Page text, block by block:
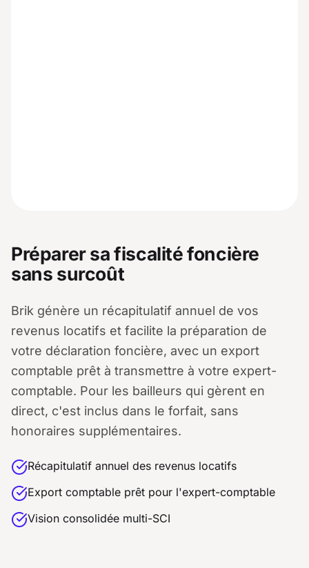
Préparer sa fiscalité foncière
sans surcoût
Brik génère un récapitulatif annuel de vos
revenus locatifs et facilite la préparation de
votre déclaration foncière, avec un export
comptable prêt à transmettre à votre expert-
comptable. Pour les bailleurs qui gèrent en
direct, c'est inclus dans le forfait, sans
honoraires supplémentaires.
Récapitulatif annuel des revenus locatifs
Export comptable prêt pour l'expert-comptable
Vision consolidée multi-SCI